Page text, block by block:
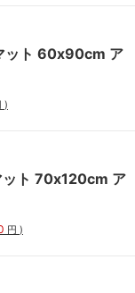
ット 60x90cm ア
)
ット 70x120cm ア
円 )